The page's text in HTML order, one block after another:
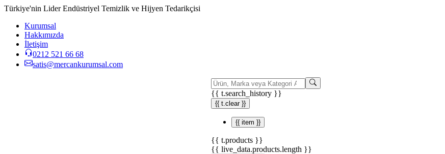
Türkiye'nin Lider Endüstriyel Temizlik ve Hijyen Tedarikçisi
Kurumsal
Hakkımızda
İletişim
0212 521 66 68
satis@mercankurumsal.com
{{ t.search_history }}
{{ t.clear }}
{{ item }}
{{ t.products }}
{{ live_data.products.length }}